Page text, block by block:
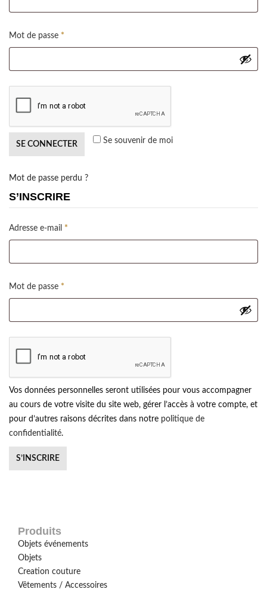
Mot de passe *
Se souvenir de moi
SE CONNECTER
Mot de passe perdu ?
S’INSCRIRE
Adresse e-mail *
Mot de passe *
Vos données personnelles seront utilisées pour vous accompagner
au cours de votre visite du site web, gérer l’accès à votre compte, et
pour d’autres raisons décrites dans notre politique de
confidentialité.
S’INSCRIRE
Produits
Objets événements
Objets
Creation couture
Vêtements / Accessoires